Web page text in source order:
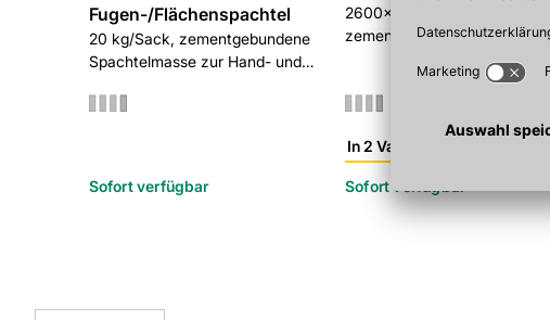
Fugen-/Flächenspachtel
20 kg/Sack, zementgebundene
Spachtelmasse zur Hand- und
Sofort verfügbar
2600x1250x12,5 mm,
zementgebundene
In 2 Varianten
Sofort verfügbar